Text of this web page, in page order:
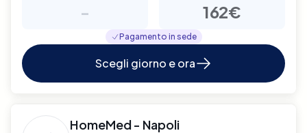
- 162€
Pagamento in sede
Scegli giorno e ora
HomeMed - Napoli